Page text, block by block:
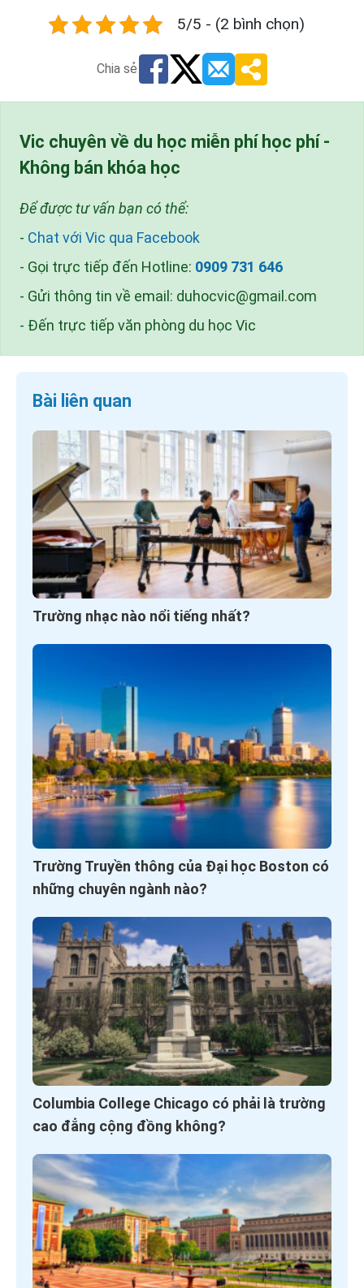
5/5 - (2 bình chọn)
Chia sẻ
Vic chuyên về du học miễn phí học phí -
Không bán khóa học
Để được tư vấn bạn có thể:
- Chat với Vic qua Facebook
- Gọi trực tiếp đến Hotline: 0909 731 646
- Gửi thông tin về email: duhocvic@gmail.com
- Đến trực tiếp văn phòng du học Vic
Bài liên quan
Trường nhạc nào nổi tiếng nhất?
Trường Truyền thông của Đại học Boston có
những chuyên ngành nào?
Columbia College Chicago có phải là trường
cao đẳng cộng đồng không?